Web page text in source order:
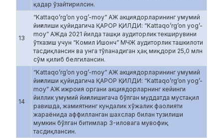
қадар ўзайтирилсин.
13
“Kattaqo’rg’on yog’-moy” АЖ акциядорларининг умумий
йиғилиши қуйидагича ҚАРОР ҚИЛДИ: “Kattaqo’rg’on yog’-
moy” АЖда 2021 йилда ташқи аудиторлик текширувини
ўтказиш учун “Комил Ишонч” МЧЖ аудиторлик ташкилоти
тасдиқлансин ва унга тўланадиган ҳақ миқдори 25,0 млн
сўм қилиб белгилансин.
14
“Kattaqo’rg’on yog’-moy” АЖ акциядорларининг умумий
йиғилиши қуйидагича ҚАРОР ҚИЛДИ: “Kattaqo’rg’on yog’-
moy” АЖ ижроия органи акциядорларнинг кейинги
йиллик умумий йиғилишигача бўлган муддатда мустақил
равишда, жамиятнинг кундалик хўжалик фаолияти
жараёнида аффилланган шахслар билан тузилиши
мумкин бўлган битимлар 3-иловага мувофиқ
тасдиқлансин.